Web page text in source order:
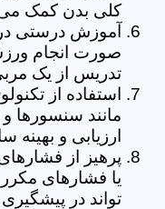
کلی بدن کمک
آموزش درستی
صورت انجام
تدریس از یک
استفاده از
مانند سنسورها
ارزیابی و بهینه
پرهیز از
یا فشارهای
تواند در